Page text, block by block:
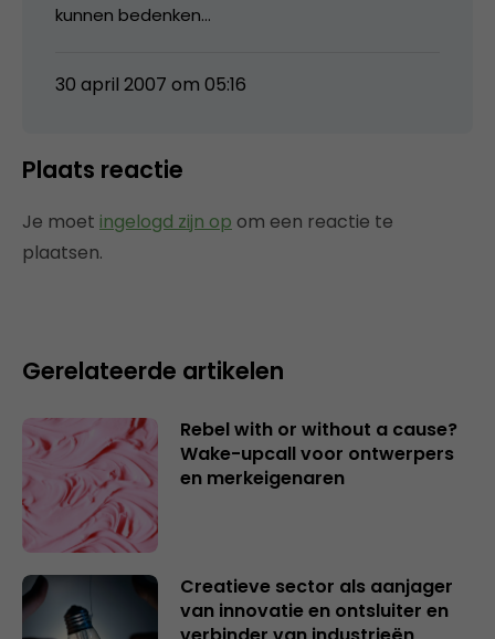
kunnen bedenken…
30 april 2007 om 05:16
Plaats reactie
Je moet ingelogd zijn op om een reactie te
plaatsen.
Gerelateerde artikelen
Rebel with or without a cause?
Wake-upcall voor ontwerpers
en merkeigenaren
Creatieve sector als aanjager
van innovatie en ontsluiter en